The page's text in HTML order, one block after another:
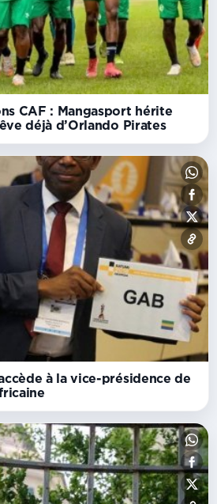
CAF : Mangasport hérite
déjà d’Orlando Pirates
à la vice-présidence de